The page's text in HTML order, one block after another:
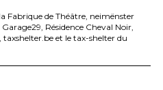
Fabrique de Théâtre, neimënster
Résidence Cheval Noir,
, taxshelter.be et le tax-shelter du